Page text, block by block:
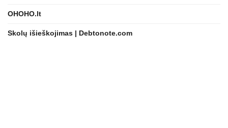
OHOHO.lt
Skolų išieškojimas | Debtonote.com